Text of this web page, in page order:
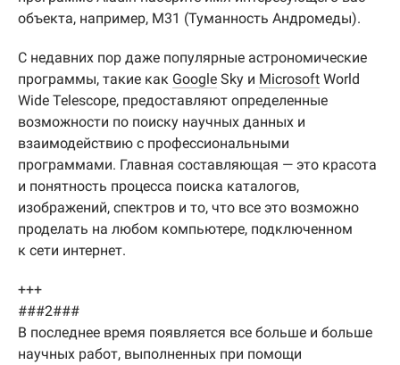
объекта, например, M31 (Туманность Андромеды).
С недавних пор даже популярные астрономические
программы, такие как Google Sky и Microsoft World
Wide Telescope, предоставляют определенные
возможности по поиску научных данных и
взаимодействию с профессиональными
программами. Главная составляющая — это красота
и понятность процесса поиска каталогов,
изображений, спектров и то, что все это возможно
проделать на любом компьютере, подключенном
к сети интернет.
+++
###2###
В последнее время появляется все больше и больше
научных работ, выполненных при помощи